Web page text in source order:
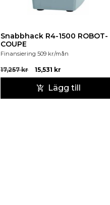
Snabbhack R4-1500 ROBOT-
COUPE
Finansiering 509 kr/mån
17,257kr 15,531 kr
Lägg till